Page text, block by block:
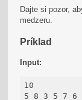
Dajte si pozor,
medzeru.
Príklad
Input:
10
5 8 3 5 7 6